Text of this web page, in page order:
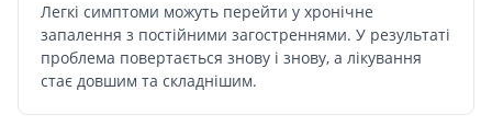
Легкі симптоми можуть перейти у хронічне
запалення з постійними загостреннями. У результаті
проблема повертається знову і знову, а лікування
стає довшим та складнішим.